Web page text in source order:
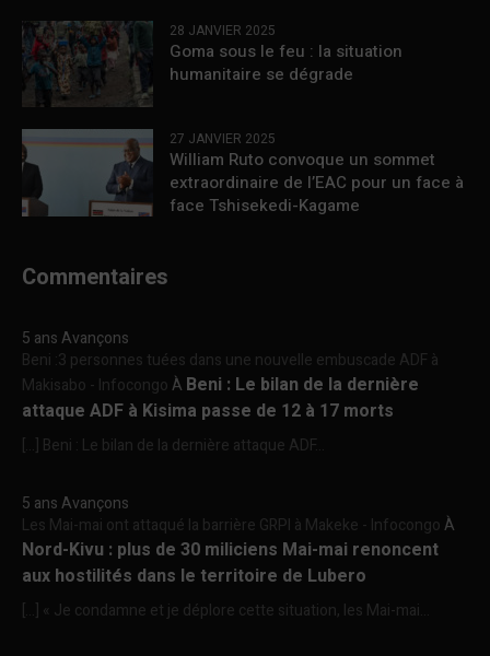
28 JANVIER 2025
Goma sous le feu : la situation
humanitaire se dégrade
27 JANVIER 2025
William Ruto convoque un sommet
extraordinaire de l’EAC pour un face à
face Tshisekedi-Kagame
Commentaires
5 ans Avançons
Beni :3 personnes tuées dans une nouvelle embuscade ADF à
Makisabo - InfocongoÀ Beni : Le bilan de la dernière
attaque ADF à Kisima passe de 12 à 17 morts
[…] Beni : Le bilan de la dernière attaque ADF...
5 ans Avançons
Les Mai-mai ont attaqué la barrière GRPI à Makeke - InfocongoÀ
Nord-Kivu : plus de 30 miliciens Mai-mai renoncent
aux hostilités dans le territoire de Lubero
[…] « Je condamne et je déplore cette situation, les Mai-mai...